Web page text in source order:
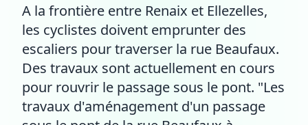
A la frontière entre Renaix et Ellezelles,
les cyclistes doivent emprunter des
escaliers pour traverser la rue Beaufaux.
Des travaux sont actuellement en cours
pour rouvrir le passage sous le pont. "Les
travaux d'aménagement d'un passage